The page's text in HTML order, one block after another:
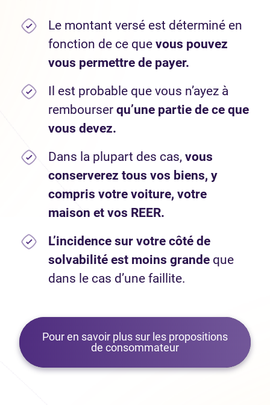
Le montant versé est déterminé en
fonction de ce que vous pouvez
vous permettre de payer.
Il est probable que vous n’ayez à
rembourser qu’une partie de ce que
vous devez.
Dans la plupart des cas, vous
conserverez tous vos biens, y
compris votre voiture, votre
maison et vos REER.
L’incidence sur votre côté de
solvabilité est moins grande que
dans le cas d’une faillite.
Pour en savoir plus sur les propositions
de consommateur